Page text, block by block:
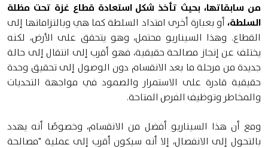
من سابقاتها، بحيث تأخذ شكل استعادة قطاع غزة تحت مظلة
السلطة، أو بعبارة أخرى امتداد السلطة كما هي وبالتزاماتها إلى
القطاع. وهذا السيناريو محتمل، وهو يتحقق على الأرض، لكنه
يختلف عن إنجاز مصالحة حقيقية، فهو أقرب إلى انتقال إلى حالة
جديدة من مرحلة ما بعد الانقسام دون الوصول إلى تحقيق وحدة
حقيقية قادرة على الاستمرار والصمود في مواجهة التحديات
والمخاطر وتوظيف الفرص المتاحة.
ومع أن هذا السيناريو أفضل من الانقسام، وخصوصًا أنه يهدد
بالتحول إلى الانفصال، إلا أنه سيكون أقرب إلى عملية "مصالحة